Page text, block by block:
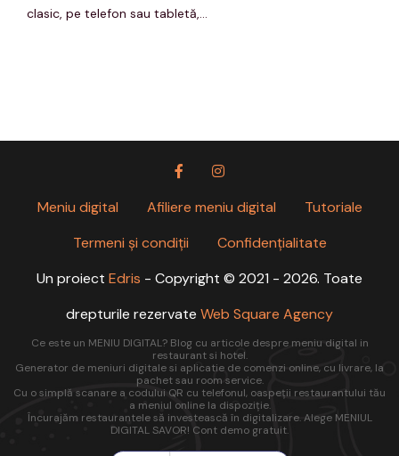
clasic, pe telefon sau tabletă,...
Meniu digital Afiliere meniu digital
Tutoriale
Termeni și condiții
Confidențialitate
Un proiect Edris - Copyright © 2021 - 2026. Toate
drepturile rezervate Web Square Agency
Ce este un MENIU DIGITAL? Blog cu articole despre meniu digital in
restaurant si hotel.
Generator de meniuri digitale si aplicatie de comenzi online, cu livrare, la
pachet sau room service.
Cu o simplă scanare a codului QR cu telefonul, oaspeții restaurantului tău
a meniul online la dispoziție.
Încurajăm restaurantele să investească în digitalizare. Alege MENIUL
DIGITAL SAVOR! Cont demo gratuit.